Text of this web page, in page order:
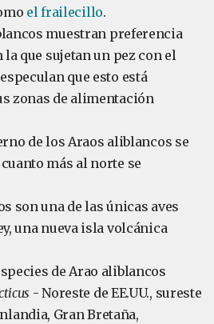
el frailecillo.
muestran preferencia
que sujetan un pez con el
que esto está
zonas de alimentación
de los Araos aliblancos se
más al norte se
son una de las únicas aves
una nueva isla volcánica
de Arao aliblancos
- Noreste de EE.UU., sureste
Gran Bretaña,